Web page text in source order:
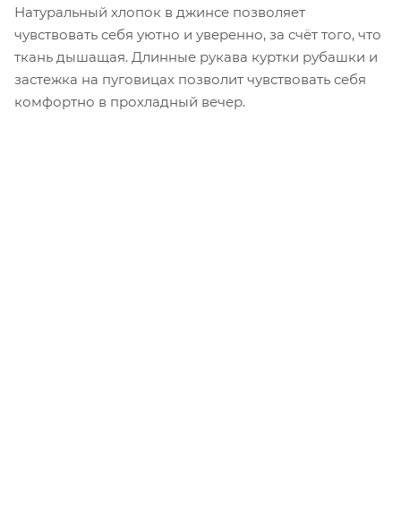
Натуральный хлопок в джинсе позволяет
чувствовать себя уютно и уверенно, за счёт того, что
ткань дышащая. Длинные рукава куртки рубашки и
застежка на пуговицах позволит чувствовать себя
комфортно в прохладный вечер.